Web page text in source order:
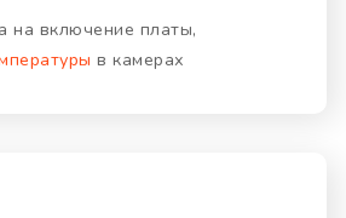
на включение платы,
в камерах